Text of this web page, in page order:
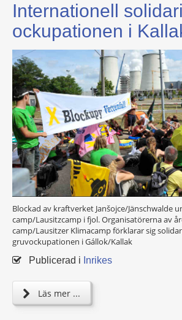
Internationell
ockupationen i
Blockad av kraftverket Janšojce/Jänschwalde
camp/Lausitzcamp i fjol. Organisatörerna av
camp/Lausitzer Klimacamp förklarar sig
gruvockupationen i Gállok/Kallak
Publicerad i Inrikes
Läs mer ...